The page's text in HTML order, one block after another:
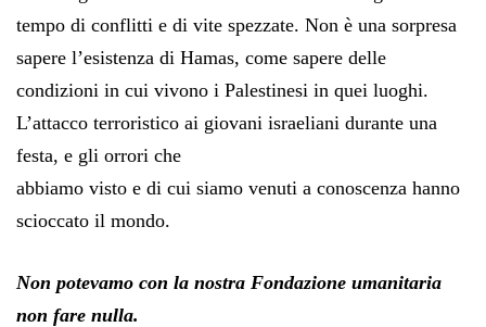
tempo di conflitti e di vite spezzate. Non è una sorpresa
sapere l’esistenza di Hamas, come sapere delle
condizioni in cui vivono i Palestinesi in quei luoghi.
L’attacco terroristico ai giovani israeliani durante una
festa, e gli orrori che
abbiamo visto e di cui siamo venuti a conoscenza hanno
scioccato il mondo.
Non potevamo con la nostra Fondazione umanitaria
non fare nulla.